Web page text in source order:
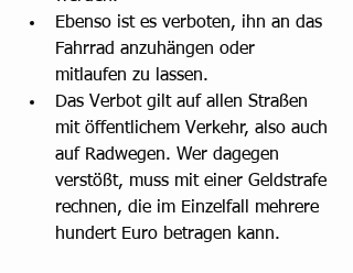
Ebenso ist es verboten, ihn an das
Fahrrad anzuhängen oder
mitlaufen zu lassen.
Das Verbot gilt auf allen Straßen
mit öffentlichem Verkehr, also auch
auf Radwegen. Wer dagegen
verstößt, muss mit einer Geldstrafe
rechnen, die im Einzelfall mehrere
hundert Euro betragen kann.